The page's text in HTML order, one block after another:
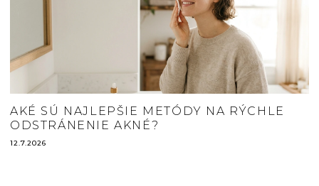
AKÉ SÚ NAJLEPŠIE METÓDY NA RÝCHLE
ODSTRÁNENIE AKNÉ?
12.7.2026